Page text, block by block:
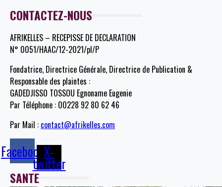
CONTACTEZ-NOUS
AFRIKELLES – RECEPISSE DE DECLARATION
N° 0051/HAAC/12-2021/pl/P
Fondatrice, Directrice Générale, Directrice de Publication &
Responsable des plaintes :
GADEDJISSO TOSSOU Egnoname Eugenie
Par Téléphone : 00228 92 80 62 46
Par Mail : contact@afrikelles.com
FacebookX-
twitter
SANTE